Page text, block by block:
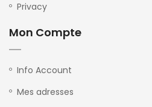
Privacy
Mon Compte
Info Account
Mes adresses